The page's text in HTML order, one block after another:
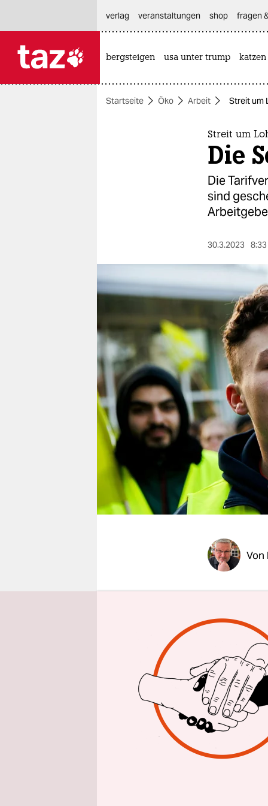
themen
nord
wahrheit
verlag
verlag
veranstaltungen
shop
fragen & hilfe
unterstützen
abo
genossenschaft
verlag
veranstaltungen shop fragen
bergsteigen usa unter trump katzen
Startseite Öko Arbeit Streit um
Streit um
Die
Die
sind
30.3.2023
Von
Als
Presse
versucht,
drei
wir
Damit
Bundes